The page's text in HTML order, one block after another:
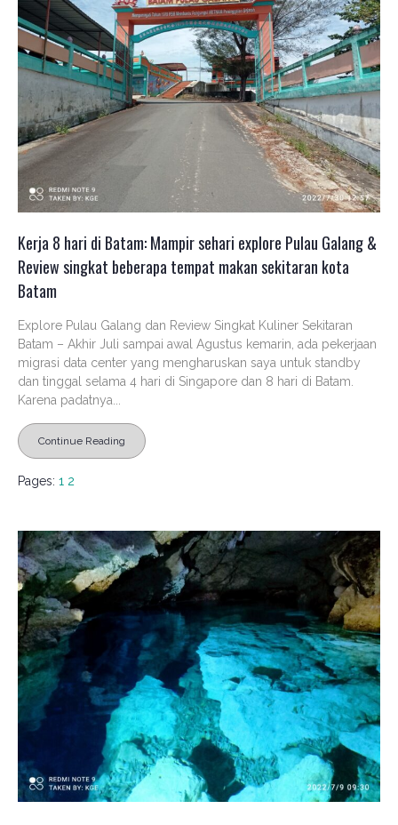
Kerja 8 hari di Batam: Mampir sehari explore Pulau Galang &
Review singkat beberapa tempat makan sekitaran kota
Batam
Explore Pulau Galang dan Review Singkat Kuliner Sekitaran
Batam – Akhir Juli sampai awal Agustus kemarin, ada pekerjaan
migrasi data center yang mengharuskan saya untuk standby
dan tinggal selama 4 hari di Singapore dan 8 hari di Batam.
Karena padatnya...
Continue Reading
Pages: 1 2